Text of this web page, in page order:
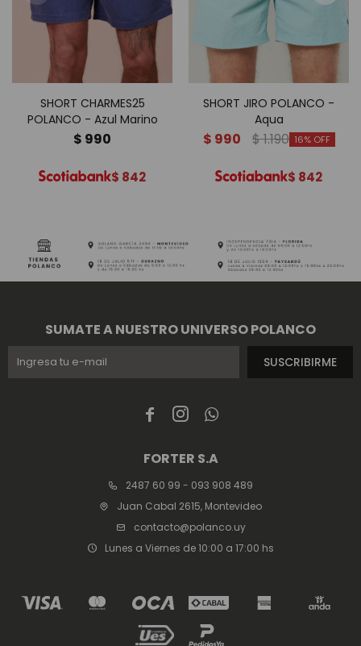
SHORT CHARMES25
POLANCO - Azul Marino
$ 990
$ 842
SHORT JIRO POLANCO -
Aqua
$ 990 $1.190 16
$ 842
  
FORTER S.A
2487 60 99 - 093 908 489
Juan Cabal 2615, Montevideo
contacto@polanco.uy
Lunes a Viernes de 10:00 a 17:00 hs
SUMATE A NUESTRO UNIVERSO POLANCO
SUSCRIBIRME